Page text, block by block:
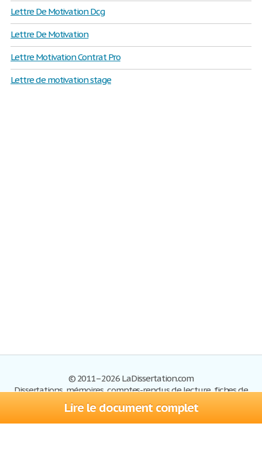
Lire le document complet
Lettre De Motivation Dcg
Lettre De Motivation
Lettre Motivation Contrat Pro
Lettre de motivation stage
© 2011–2026 LaDissertation.com
Dissertations, mémoires, comptes-rendus de lecture, fiches de
lectures, exemples du BAC